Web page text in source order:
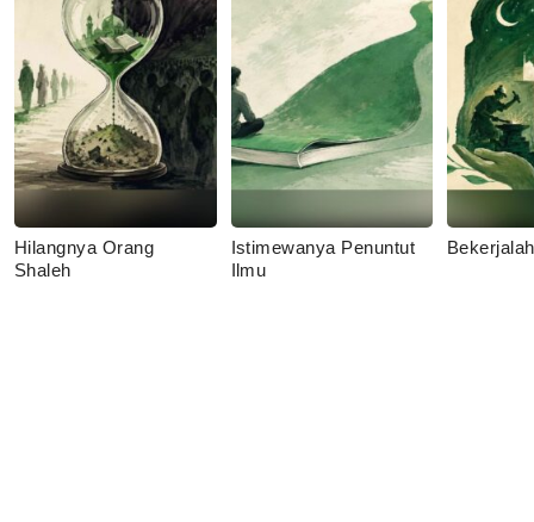
Hilangnya Orang
Shaleh
Istimewanya Penuntut
Ilmu
Bekerjalah